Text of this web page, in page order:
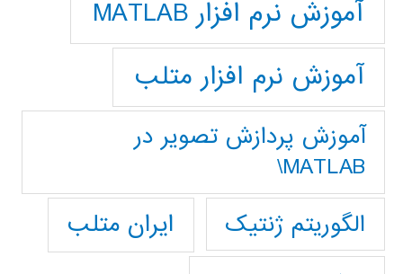
آموزش نرم افزار MATLAB
آموزش نرم افزار متلب
آموزش پردازش تصوير در
MATLAB\
الگوریتم ژنتیک
ایران متلب